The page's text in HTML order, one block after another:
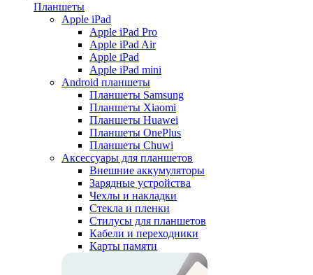
Планшеты
Apple iPad
Apple iPad Pro
Apple iPad Air
Apple iPad
Apple iPad mini
Android планшеты
Планшеты Samsung
Планшеты Xiaomi
Планшеты Huawei
Планшеты OnePlus
Планшеты Chuwi
Аксессуары для планшетов
Внешние аккумуляторы
Зарядные устройства
Чехлы и накладки
Стекла и пленки
Стилусы для планшетов
Кабели и переходники
Карты памяти